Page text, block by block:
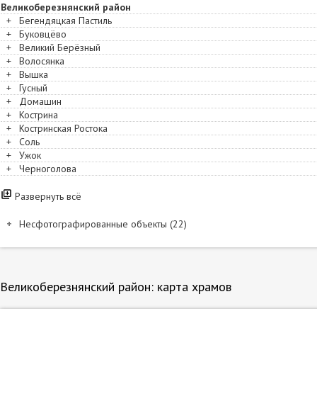
Великоберезнянский район
+
Бегендяцкая Пастиль
+
Буковцёво
+
Великий Берёзный
+
Волосянка
+
Вышка
+
Гусный
+
Домашин
+
Кострина
+
Костринская Ростока
+
Соль
+
Ужок
+
Черноголова
Развернуть всё
Несфотографированные объекты (22)
Название и расположение
Жорнава. Рождества Пресвятой Богородицы, церковь
Великоберезнянский район: карта храмов